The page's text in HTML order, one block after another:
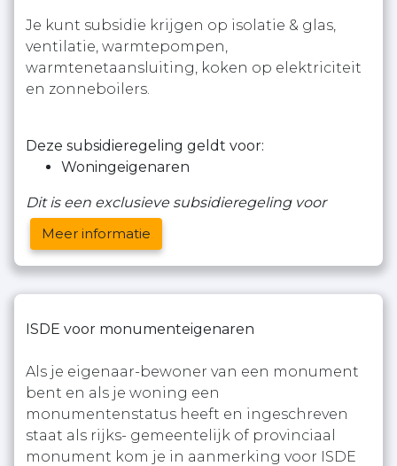
Je kunt subsidie krijgen op isolatie & glas,
ventilatie, warmtepompen,
warmtenetaansluiting, koken op elektriciteit
en zonneboilers.
Deze subsidieregeling geldt voor:
Woningeigenaren
Dit is een exclusieve subsidieregeling voor
Meer informatie
ISDE voor monumenteigenaren
Als je eigenaar-bewoner van een monument
bent en als je woning een
monumentenstatus heeft en ingeschreven
staat als rijks- gemeentelijk of provinciaal
monument kom je in aanmerking voor ISDE